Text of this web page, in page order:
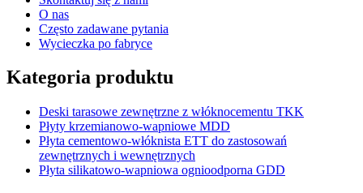
O nas
Często zadawane pytania
Wycieczka po fabryce
Kategoria produktu
Deski tarasowe zewnętrzne z włóknocementu TKK
Płyty krzemianowo-wapniowe MDD
Płyta cementowo-włóknista ETT do zastosowań
zewnętrznych i wewnętrznych
Płyta silikatowo-wapniowa ognioodporna GDD